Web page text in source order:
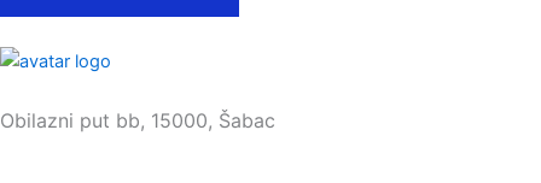
Obilazni put bb, 15000, Šabac